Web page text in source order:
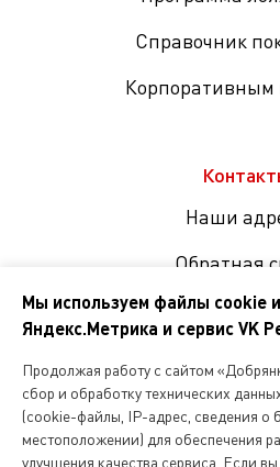
Справочник
Корпоративным
Наши
Обратная
соцсетях
Копирование и любое другое
Мы используем файлы cookie
Яндекс.Метрика и сервис VK
Продолжая работу с сайтом
сбор и обработку технических
(cookie-файлы, IP-адрес, сведения о
местоположении) для обеспечения
улучшения качества сервиса. Если